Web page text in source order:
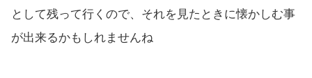
として残って行くので、それを見たときに懐かしむ事
が出来るかもしれませんね